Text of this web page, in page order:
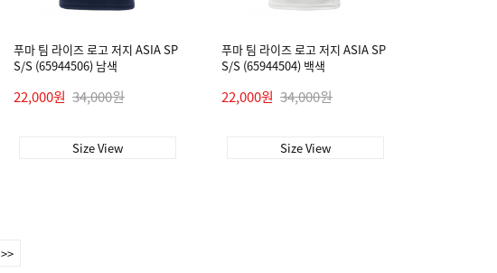
푸마 팀 라이즈 로고 저지 ASIA SP
S/S (65944506) 남색
22,000원 34,000원
Size View
푸마 팀 라이즈 로고 저지 ASIA SP
S/S (65944504) 백색
22,000원 34,000원
Size View
>>